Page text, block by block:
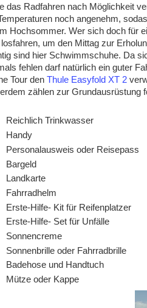
das Radfahren nach Möglichkeit
noch angenehm,
Hochsommer. Wer sich doch für
um den Mittag zur
sind hier Schwimmschuhe. Da
fehlen darf natürlich ein guter
Tour den Thule Easyfold XT 2
zählen zur Grundausrüstung
Reichlich Trinkwasser
Handy
Personalausweis oder Reisepass
Bargeld
Landkarte
Fahrradhelm
Erste-Hilfe- Kit für Reifenplatzer
Erste-Hilfe- Set für Unfälle
Sonnencreme
Sonnenbrille oder Fahrradbrille
Badehose und Handtuch
Mütze oder Kappe